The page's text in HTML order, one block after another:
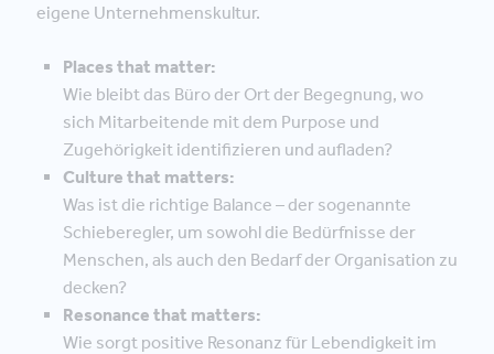
eigene Unternehmenskultur.
Places that matter:
Wie bleibt das Büro der Ort der Begegnung, wo
sich Mitarbeitende mit dem Purpose und
Zugehörigkeit identifizieren und aufladen?
Culture that matters:
Was ist die richtige Balance – der sogenannte
Schieberegler, um sowohl die Bedürfnisse der
Menschen, als auch den Bedarf der Organisation zu
decken?
Resonance that matters:
Wie sorgt positive Resonanz für Lebendigkeit im